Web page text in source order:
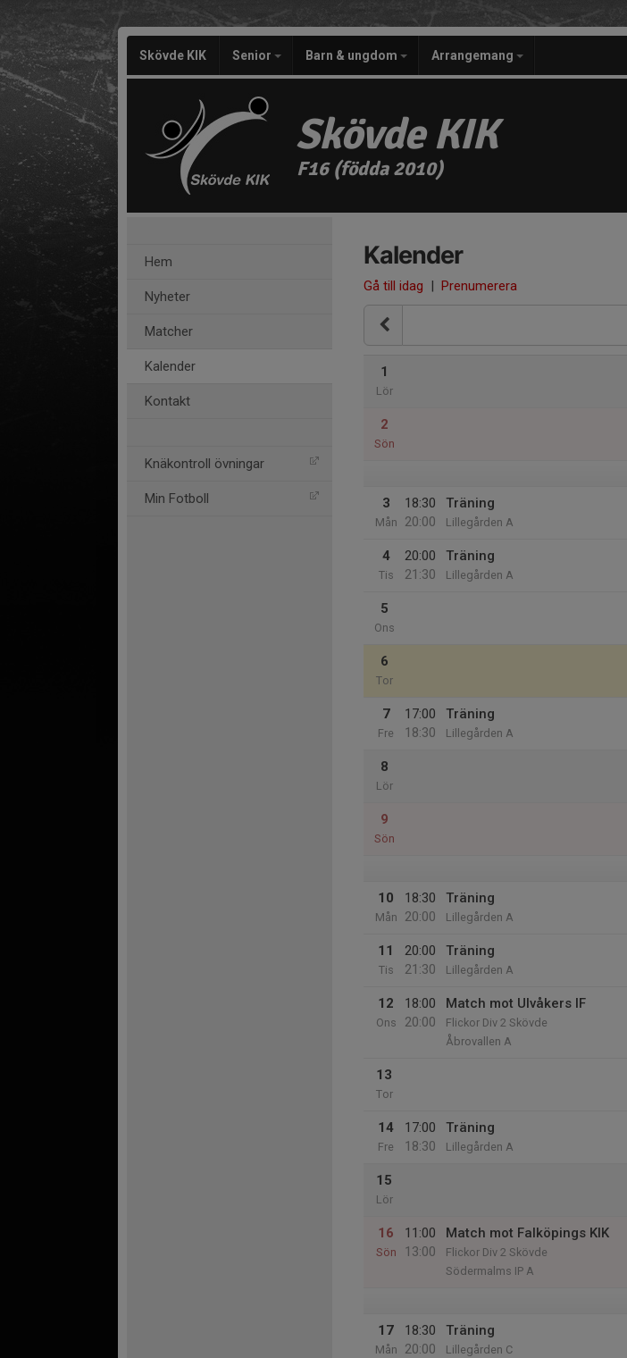
Skövde KIK Senior Barn & ungdom Arrangemang
Skövde KIK
F16 (födda 2010)
Hem
Nyheter
Matcher
Kalender
Kontakt
Knäkontroll övningar
Min Fotboll
Kalender
Gå till idag | Prenumerera
1
Lör
2
Sön
3
Mån
18:30
20:00
Träning
Lillegården A
4
Tis
20:00
21:30
Träning
Lillegården A
5
Ons
6
Tor
7
Fre
17:00
18:30
Träning
Lillegården A
8
Lör
9
Sön
10
Mån
18:30
20:00
Träning
Lillegården A
11
Tis
20:00
21:30
Träning
Lillegården A
12
Ons
18:00
20:00
Match mot Ulvåkers IF
Flickor Div 2 Skövde
Åbrovallen A
13
Tor
14
Fre
17:00
18:30
Träning
Lillegården A
15
Lör
16
Sön
11:00
13:00
Match mot Falköpings KIK
Flickor Div 2 Skövde
Södermalms IP A
17
Mån
18:30
20:00
Träning
Lillegården C